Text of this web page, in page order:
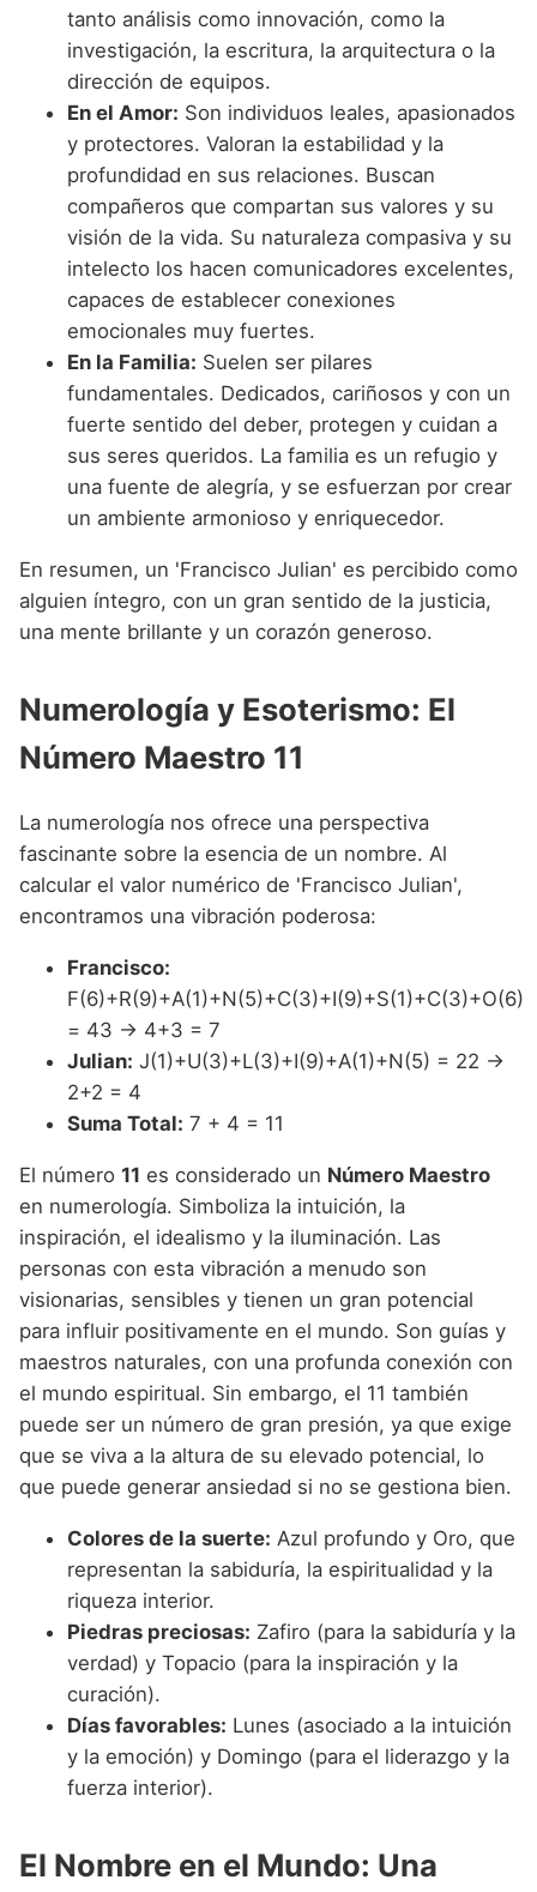
tanto análisis como innovación, como la
investigación, la escritura, la arquitectura o la
dirección de equipos.
En el Amor: Son individuos leales, apasionados
y protectores. Valoran la estabilidad y la
profundidad en sus relaciones. Buscan
compañeros que compartan sus valores y su
visión de la vida. Su naturaleza compasiva y su
intelecto los hacen comunicadores excelentes,
capaces de establecer conexiones
emocionales muy fuertes.
En la Familia: Suelen ser pilares
fundamentales. Dedicados, cariñosos y con un
fuerte sentido del deber, protegen y cuidan a
sus seres queridos. La familia es un refugio y
una fuente de alegría, y se esfuerzan por crear
un ambiente armonioso y enriquecedor.
En resumen, un 'Francisco Julian' es percibido como
alguien íntegro, con un gran sentido de la justicia,
una mente brillante y un corazón generoso.
Numerología y Esoterismo: El
Número Maestro 11
La numerología nos ofrece una perspectiva
fascinante sobre la esencia de un nombre. Al
calcular el valor numérico de 'Francisco Julian',
encontramos una vibración poderosa:
Francisco:
F(6)+R(9)+A(1)+N(5)+C(3)+I(9)+S(1)+C(3)+O(6)
= 43 → 4+3 = 7
Julian: J(1)+U(3)+L(3)+I(9)+A(1)+N(5) = 22 →
2+2 = 4
Suma Total: 7 + 4 = 11
El número 11 es considerado un Número Maestro
en numerología. Simboliza la intuición, la
inspiración, el idealismo y la iluminación. Las
personas con esta vibración a menudo son
visionarias, sensibles y tienen un gran potencial
para influir positivamente en el mundo. Son guías y
maestros naturales, con una profunda conexión con
el mundo espiritual. Sin embargo, el 11 también
puede ser un número de gran presión, ya que exige
que se viva a la altura de su elevado potencial, lo
que puede generar ansiedad si no se gestiona bien.
Colores de la suerte: Azul profundo y Oro, que
representan la sabiduría, la espiritualidad y la
riqueza interior.
Piedras preciosas: Zafiro (para la sabiduría y la
verdad) y Topacio (para la inspiración y la
curación).
Días favorables: Lunes (asociado a la intuición
y la emoción) y Domingo (para el liderazgo y la
fuerza interior).
El Nombre en el Mundo: Una